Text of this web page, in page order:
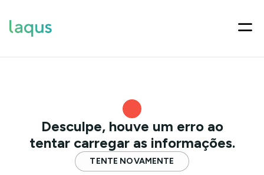
Desculpe, houve um erro ao
tentar carregar as informações.
TENTE NOVAMENTE